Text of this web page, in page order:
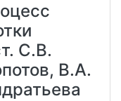
С.В.
В.А.